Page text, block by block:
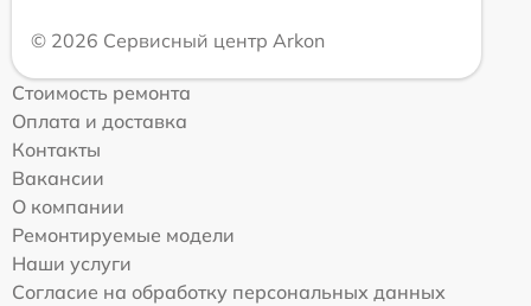
© 2026 Сервисный центр Arkon
Стоимость ремонта
Оплата и доставка
Контакты
Вакансии
О компании
Ремонтируемые модели
Наши услуги
Согласие на обработку персональных данных